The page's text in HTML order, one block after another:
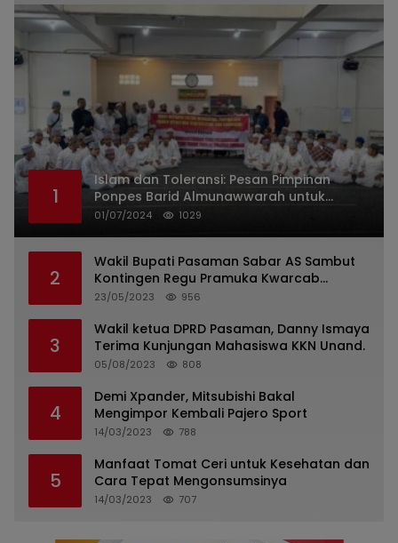
1
Islam dan Toleransi: Pesan Pimpinan
Ponpes Barid Almunawwarah untuk
Indonesia
01/07/2024 1029
2
Wakil Bupati Pasaman Sabar AS Sambut
Kontingen Regu Pramuka Kwarcab
Pasaman
23/05/2023 956
3
Wakil ketua DPRD Pasaman, Danny Ismaya
Terima Kunjungan Mahasiswa KKN Unand.
05/08/2023 808
4
Demi Xpander, Mitsubishi Bakal
Mengimpor Kembali Pajero Sport
14/03/2023 788
5
Manfaat Tomat Ceri untuk Kesehatan dan
Cara Tepat Mengonsumsinya
14/03/2023 707